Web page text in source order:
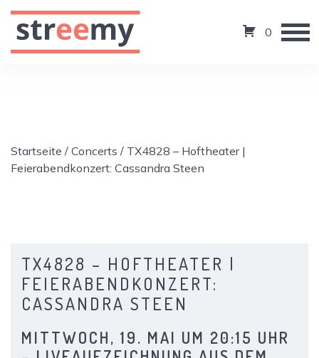
0
Startseite / Concerts / TX4828 – Hoftheater |
Feierabendkonzert: Cassandra Steen
TX4828 – HOFTHEATER |
FEIERABENDKONZERT:
CASSANDRA STEEN
MITTWOCH, 19. MAI UM 20:15 UHR